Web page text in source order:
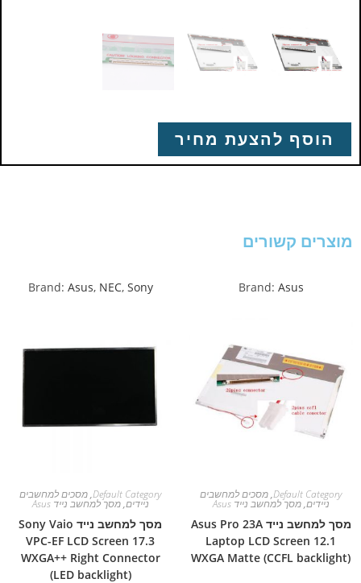
הוסף להצעת מחיר
מוצרים קשורים
Brand: Asus
Default Category
,מסכים למחשבים
ניידים,מסך למחשב נייד Asus
מסך למחשב נייד Asus Pro 23A
Laptop LCD Screen 12.1
WXGA Matte (CCFL backlight)
Brand: Asus, NEC, Sony
Default Category
,מסכים למחשבים
ניידים,מסך למחשב נייד Asus
מסך למחשב נייד Sony Vaio
VPC-EF LCD Screen 17.3
WXGA++ Right Connector
(LED backlight)